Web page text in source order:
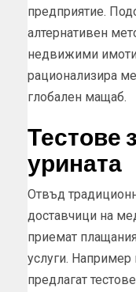
предприятие.
алтернативен
недвижими
рационализира
глобален мащаб.
Тестове
урината
Отвъд
доставчици на
приемат
услуги. Например
предлагат